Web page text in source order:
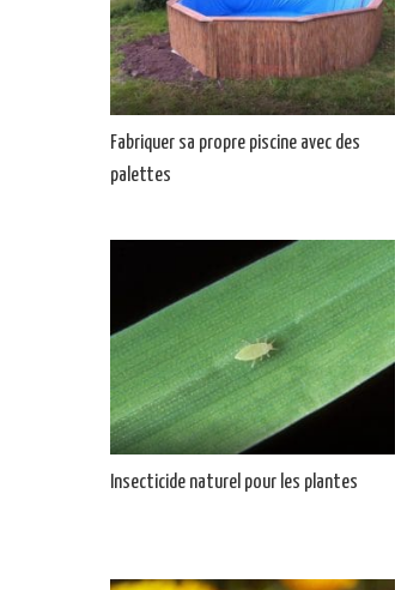
Fabriquer sa propre piscine avec des
palettes
Insecticide naturel pour les plantes